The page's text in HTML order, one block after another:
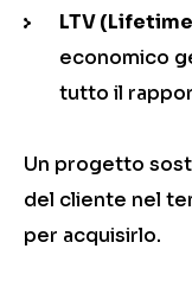
LTV
economico
tutto il
Un progetto
del cliente nel
per acquisirlo.